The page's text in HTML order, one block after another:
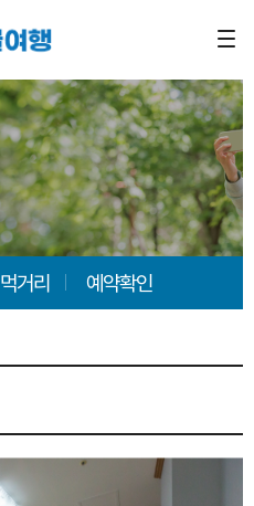
먹거리 예약확인